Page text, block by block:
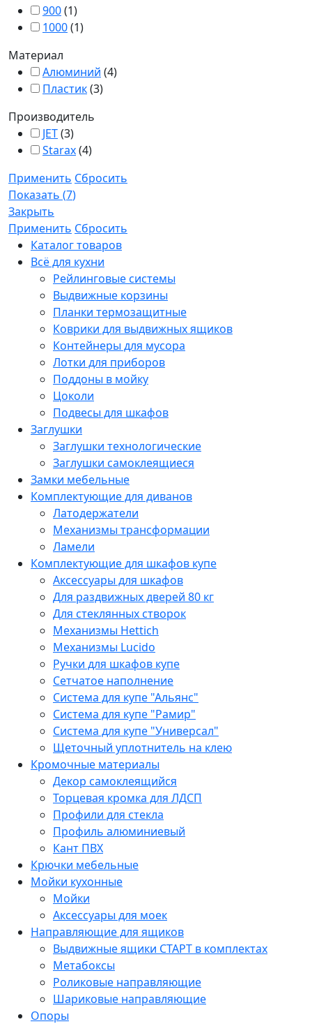
900(1)
1000(1)
Материал
Алюминий (4)
Пластик(3)
Производитель
JET(3)
Starax(4)
Применить Сбросить
Показать (7)
Закрыть
Применить Сбросить
Каталог товаров
Всё для кухни
Рейлинговые системы
Выдвижные корзины
Планки термозащитные
Коврики для выдвижных ящиков
Контейнеры для мусора
Лотки для приборов
Поддоны в мойку
Цоколи
Подвесы для шкафов
Заглушки
Заглушки технологические
Заглушки самоклеящиеся
Замки мебельные
Комплектующие для диванов
Латодержатели
Механизмы трансформации
Ламели
Комплектующие для шкафов купе
Аксессуары для шкафов
Для раздвижных дверей 80 кг
Для стеклянных створок
Механизмы Hettich
Механизмы Lucido
Ручки для шкафов купе
Сетчатое наполнение
Система для купе "Альянс"
Система для купе "Рамир"
Система для купе "Универсал"
Щеточный уплотнитель на клею
Кромочные материалы
Декор самоклеящийся
Торцевая кромка для ЛДСП
Профили для стекла
Профиль алюминиевый
Кант ПВХ
Крючки мебельные
Мойки кухонные
Мойки
Аксессуары для моек
Направляющие для ящиков
Выдвижные ящики СТАРТ в комплектах
Метабоксы
Роликовые направляющие
Шариковые направляющие
Опоры